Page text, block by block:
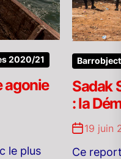
2020/21
agonie
le plus
Sadak
: la
19 juin
Ce